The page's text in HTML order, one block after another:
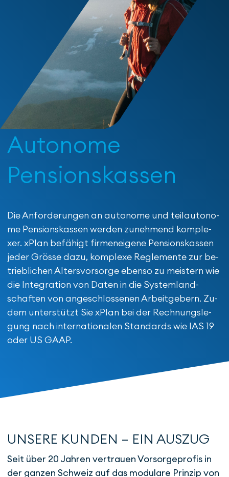
Autonome
Pensions­kassen
Die Anforderungen an auto­nome und teil­auto­no­
me Pensions­kassen werden zu­neh­mend kom­ple­
xer. xPlan befähigt firmen­eigene Pensions­kas­sen
jeder Grösse dazu, komplexe Reglemente zur be­
trieb­lichen Alters­vor­sorge eben­so zu mei­stern wie
die Inte­gration von Daten in die System­land­
schaf­ten von an­ge­schlos­senen Arbeit­gebern. Zu­
dem unter­stützt Sie xPlan bei der Rech­nungs­le­
gung nach inter­natio­nalen Standards wie IAS 19
oder US GAAP.
UNSERE KUNDEN – EIN AUSZUG
Seit über 20 Jahren vertrauen Vorsorgeprofis in
der ganzen Schweiz auf das modulare Prinzip von